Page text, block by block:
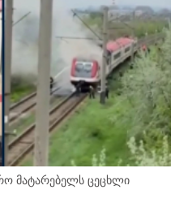
მატარებელს ცეცხლი